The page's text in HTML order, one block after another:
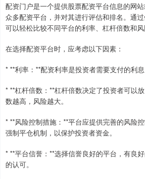
配资门户是一个提供股票配资平台信息的网
众多配资平台，并对其进行评估和排名。通
可以轻松比较不同平台的利率、杠杆倍数和风
在选择配资平台时，应考虑以下因素：
* **利率：**配资利率是投资者需要支付的利息
* **杠杆倍数：**杠杆倍数决定了投资者可以
数越高，风险越大。
* **风险控制措施：**平台应提供完善的风险
强制平仓机制，以保护投资者资金。
* **平台信誉：**选择信誉良好的平台，有良
的认可。